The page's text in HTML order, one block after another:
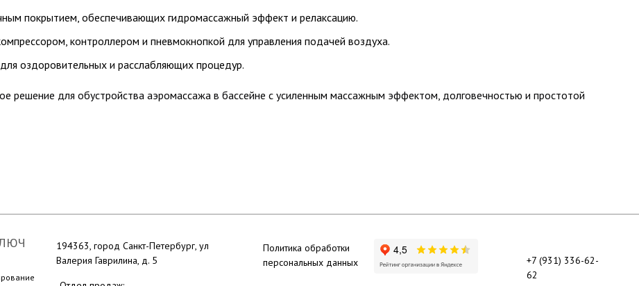
покрытием, обеспечивающих гидромассажный эффект и релаксацию.
контроллером и пневмокнопкой для управления подачей воздуха.
оздоровительных и расслабляющих процедур.
решение для обустройства аэромассажа в бассейне с усиленным массажным эффектом, долговечностью и простотой
194363, город Санкт-Петербург, ул
Валерия Гаврилина, д. 5
Политика обработки
персональных данных
+7 (931) 336-62-
62